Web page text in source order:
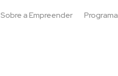
Sobre a Empreender